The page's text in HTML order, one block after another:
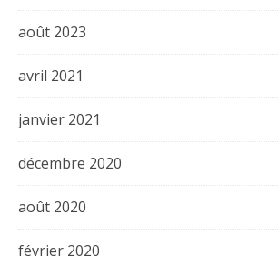
août 2023
avril 2021
janvier 2021
décembre 2020
août 2020
février 2020